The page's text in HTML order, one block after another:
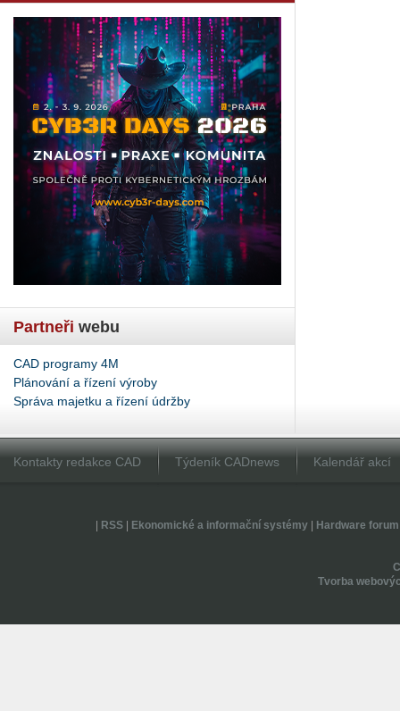
Partneři webu
CAD programy 4M
Plánování a řízení výroby
Správa majetku a řízení údržby
Kontakty redakce CAD Týdeník CADnews Kalendář akcí
RSS| Ekonomické a informační systémy| Hardware forum
Tvorba